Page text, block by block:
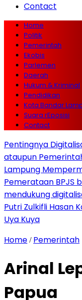
Contact
Home
Politik
Pemerintah
Ekobis
Parlemen
Daerah
Hukum & Kriminal
Pendidikan
Kota Bandar
Suara rEposisi
Contact
Pentingnya
ataupun
Lampung
Pemerataan BPJS
mendukung
Putri Zulkifli Hasan
Uya Kuya
Home / Pemerintah
Arinal
Papua